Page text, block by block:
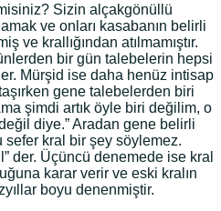
Sizin alçakgönüllü
ve onları kasabanın belirli
krallığından atılmamıştır.
bir gün talebelerin hepsi
Mürşid ise daha henüz intisap
gene talebelerden biri
şimdi artık öyle biri değilim, o
diye.” Aradan gene belirli
sefer kral bir şey söylemez.
der. Üçüncü denemede ise kral
karar verir ve eski kralın
boyu denenmiştir.